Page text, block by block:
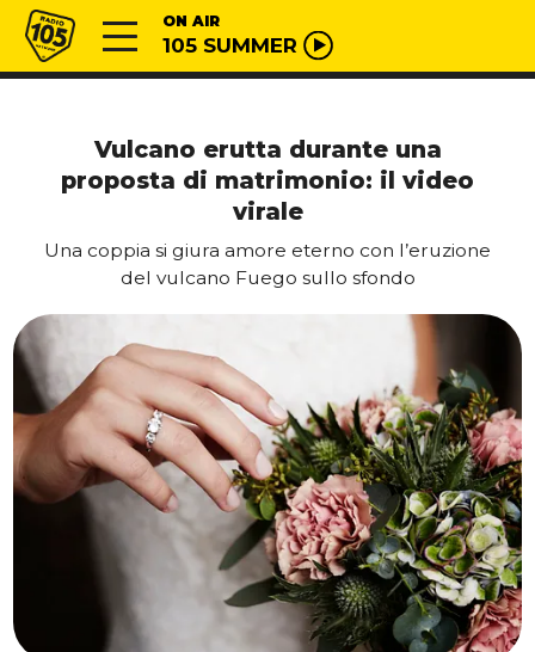
Vai al contenuto
Radio 105 ON AIR
105 SUMMER
Vulcano erutta durante una
proposta di matrimonio: il video
virale
Una coppia si giura amore eterno con l’eruzione
del vulcano Fuego sullo sfondo